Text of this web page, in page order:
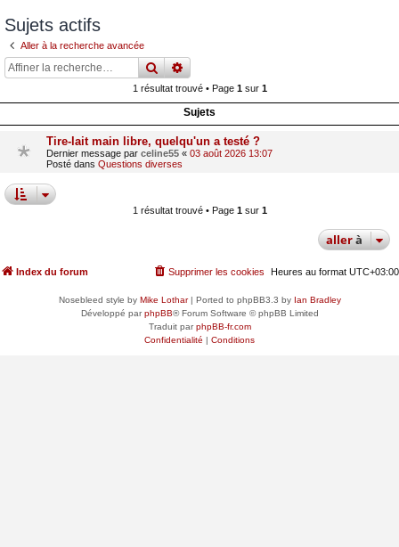
Sujets actifs
Aller à la recherche avancée
rechercher
recherche
1 résultat trouvé • Page 1sur 1
Sujets
Tire-lait main libre, quelqu'un a testé ?
Dernier message par celine55 « 03 août 2026 13:07
Posté dans Questions diverses
1 résultat trouvé • Page 1sur 1
allerà
Index du forum Heures au format UTC+03:00
Supprimer les cookies
Nosebleed style by Mike Lothar| Ported to phpBB3.3 by Ian Bradley
Développé parphpBB® Forum Software © phpBB Limited
Traduit parphpBB-fr.com
Confidentialité | Conditions